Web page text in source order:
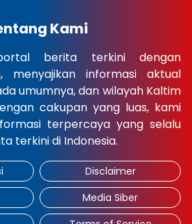
Kami
berita terkini dengan
menyajikan informasi aktual
umumnya, dan wilayah Kaltim
cakupan yang luas, kami
terpercaya yang selalu
terkini di Indonesia.
Disclaimer
Media Siber